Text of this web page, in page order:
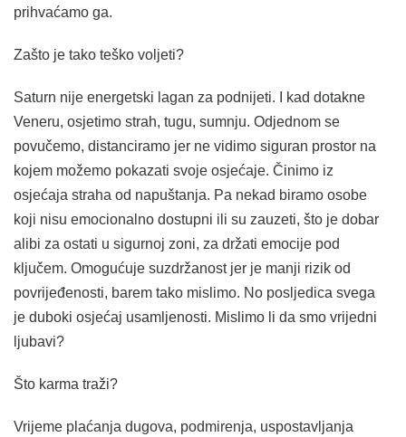
prihvaćamo ga.
Zašto je tako teško voljeti?
Saturn nije energetski lagan za podnijeti. I kad dotakne
Veneru, osjetimo strah, tugu, sumnju. Odjednom se
povučemo, distanciramo jer ne vidimo siguran prostor na
kojem možemo pokazati svoje osjećaje. Činimo iz
osjećaja straha od napuštanja. Pa nekad biramo osobe
koji nisu emocionalno dostupni ili su zauzeti, što je dobar
alibi za ostati u sigurnoj zoni, za držati emocije pod
ključem. Omogućuje suzdržanost jer je manji rizik od
povrijeđenosti, barem tako mislimo. No posljedica svega
je duboki osjećaj usamljenosti. Mislimo li da smo vrijedni
ljubavi?
Što karma traži?
Vrijeme plaćanja dugova, podmirenja, uspostavljanja